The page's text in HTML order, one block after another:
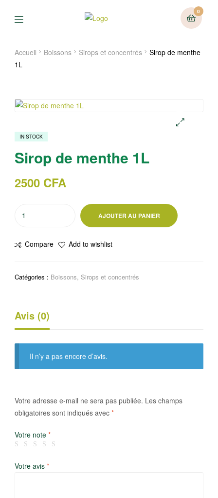
0
Menu
Accueil Boissons Sirops et concentrés
Sirop de menthe
1L
IN STOCK
Sirop de menthe 1L
2500 CFA
de
AJOUTER AU PANIER
Compare Add to wishlist
Catégories : Boissons, Sirops et concentrés
Avis (0)
Il n’y a pas encore d’avis.
Votre adresse e-mail ne sera pas publiée. Les champs
obligatoires sont indiqués avec *
Votre note *
Votre avis *